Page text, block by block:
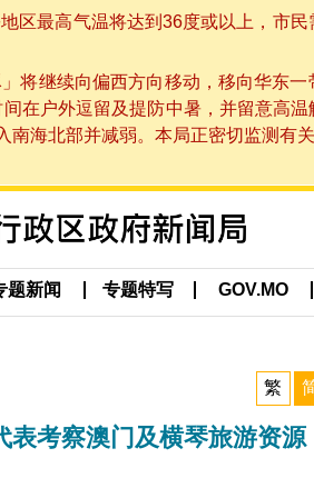
区最高气温将达到36度或以上，市
将继续向偏西方向移动，移向华东
在户外逗留及提防中暑，并留意高
海北部并减弱。本局正密切监测
题新闻 专题特写 GOV.MO
繁
表考察澳门及横琴旅游资源